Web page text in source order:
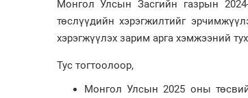
Монгол Улсын Засгийн газрын
төслүүдийн хэрэгжилтийг
хэрэгжүүлэх зарим арга хэмжээний
Тус тогтоолоор,
Монгол Улсын 2025 оны